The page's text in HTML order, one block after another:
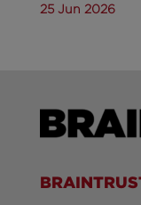
25 Jun 2026